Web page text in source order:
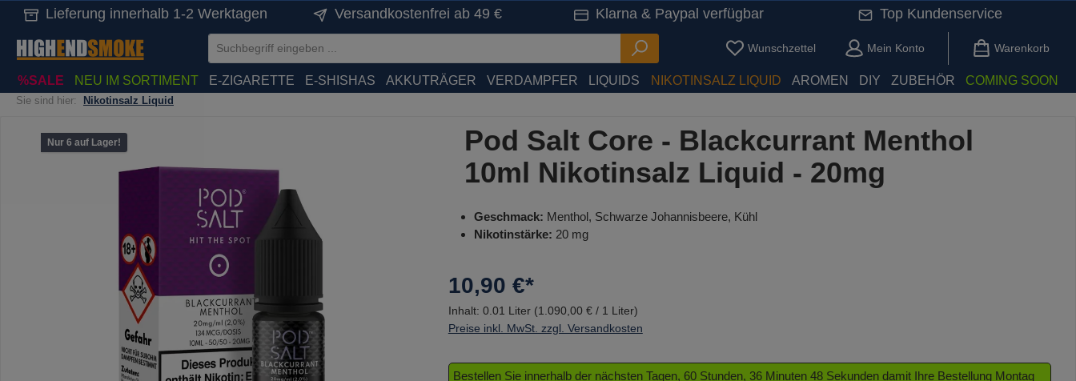
Zur Hauptnavigation springen
Lieferung innerhalb 1-2 Werktagen Versandkostenfrei ab 49 € Klarna & Paypal verfügbar Top Kundenservice
Wunschzettel Du hast 0 Produkte auf dem Merkzettel
Mein Konto Warenkorb
%SALE NEU IM SORTIMENT E-ZIGARETTE E-SHISHAS AKKUTRÄGER VERDAMPFER LIQUIDS NIKOTINSALZ LIQUID AROMEN DIY ZUBEHÖR COMING SOON
Sie sind hier: Nikotinsalz Liquid
Bildergalerie überspringen
Nur 6 auf Lager!
Pod Salt Core - Blackcurrant Menthol
10ml Nikotinsalz Liquid - 20mg
Geschmack: Menthol, Schwarze Johannisbeere, Kühl
Nikotinstärke: 20 mg
10,90 €*
Inhalt: 0.01 Liter (1.090,00 € / 1 Liter)
Preise inkl. MwSt. zzgl. Versandkosten
Bestellen Sie innerhalb der nächsten Tagen, 60 Stunden, 36 Minuten 47 Sekunden damit Ihre Bestellung Montag